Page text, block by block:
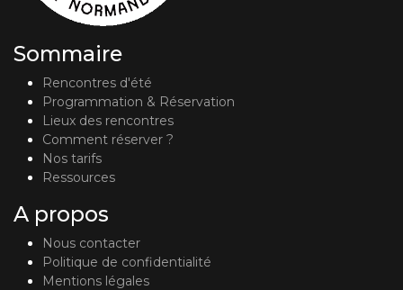
Sommaire
Rencontres d'été
Programmation & Réservation
Lieux des rencontres
Comment réserver ?
Nos tarifs
Ressources
A propos
Nous contacter
Politique de confidentialité
Mentions légales